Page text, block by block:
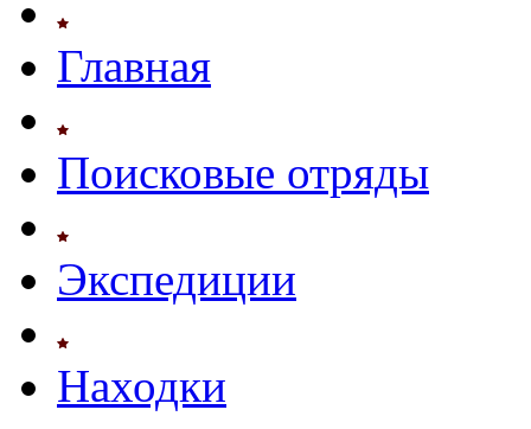
Главная
Поисковые отряды
Экспедиции
Находки